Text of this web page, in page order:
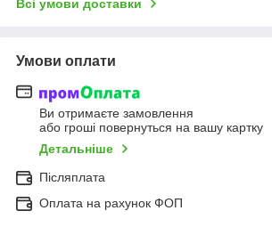
Всі умови доставки
Умови оплати
Ви отримаєте замовлення
або гроші повернуться на вашу картку
Детальніше
Післяплата
Оплата на рахунок ФОП